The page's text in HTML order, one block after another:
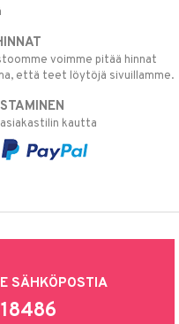
voimme pitää hinnat
että teet löytöjä sivuillamme.
kautta
SÄHKÖPOSTIA